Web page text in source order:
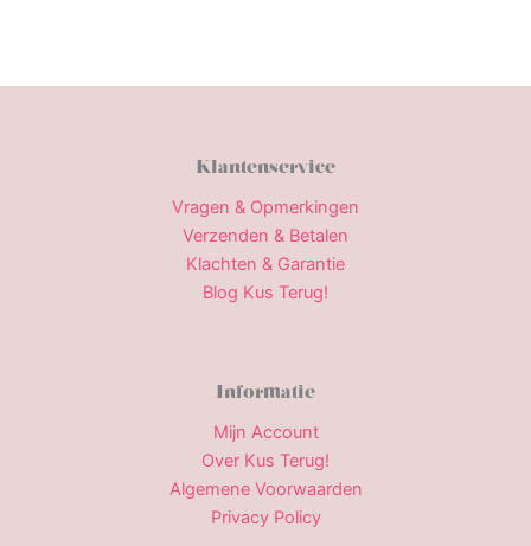
Klantenservice
Vragen & Opmerkingen
Verzenden & Betalen
Klachten & Garantie
Blog Kus Terug!
Informatie
Mijn Account
Over Kus Terug!
Algemene Voorwaarden
Privacy Policy